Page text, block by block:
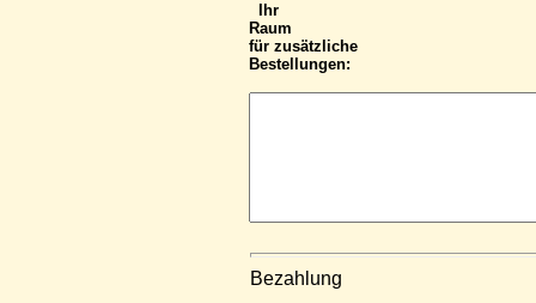
Ihr
Raum
für zusätzliche
Bestellungen:
Bezahlung